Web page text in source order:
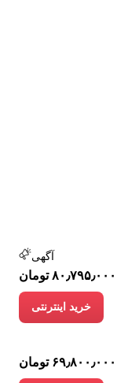
آگهی
۸۰٫۷۹۵٫۰۰۰ تومان
خرید اینترنتی
۶۹٫۸۰۰٫۰۰۰ تومان